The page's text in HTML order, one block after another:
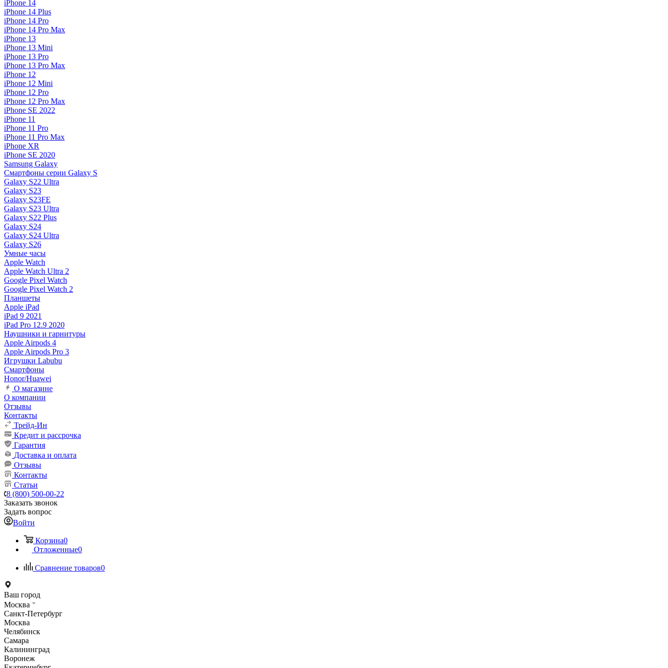
iPhone 14
iPhone 14 Plus
iPhone 14 Pro
iPhone 14 Pro Max
iPhone 13
iPhone 13 Mini
iPhone 13 Pro
iPhone 13 Pro Max
iPhone 12
iPhone 12 Mini
iPhone 12 Pro
iPhone 12 Pro Max
iPhone SE 2022
iPhone 11
iPhone 11 Pro
iPhone 11 Pro Max
iPhone XR
iPhone SE 2020
Samsung Galaxy
Смартфоны серии Galaxy S
Galaxy S22 Ultra
Galaxy S23
Galaxy S23FE
Galaxy S23 Ultra
Galaxy S22 Plus
Galaxy S24
Galaxy S24 Ultra
Galaxy S26
Умные часы
Apple Watch
Apple Watch Ultra 2
Google Pixel Watch
Google Pixel Watch 2
Планшеты
Apple iPad
iPad 9 2021
iPad Pro 12.9 2020
Наушники и гарнитуры
Apple Airpods 4
Apple Airpods Pro 3
Игрушки Labubu
Смартфоны
Honor/Huawei
О магазине
О компании
Отзывы
Контакты
Трейд-Ин
Кредит и рассрочка
Гарантия
Доставка и оплата
Отзывы
Контакты
Статьи
8 (800) 500-00-22
Заказать звонок
Задать вопрос
Войти
Корзина0
Отложенные0
Сравнение товаров0
Ваш город
Москва
Санкт-Петербург
Москва
Челябинск
Самара
Калининград
Воронеж